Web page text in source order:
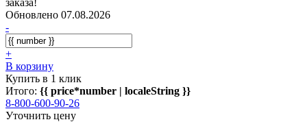
Обновлено 07.08.2026
-
+
В корзину
Купить в 1 клик
Итого: {{ price*number | localeString }}
8-800-600-90-26
Уточнить цену